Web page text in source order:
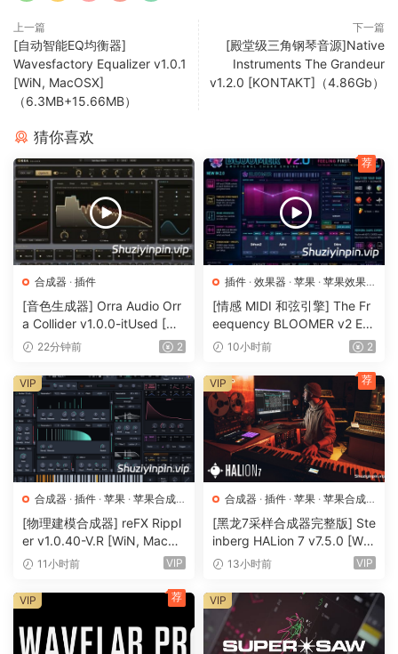
smart:EQ 4 具有乐器和人声配置文件，您可以在单轨或总线上
使用它们。要为您的混音提供最终的频谱润色，请使用基于流
派的配置文件之一。如果您正在追逐某种声音，请加载参考音
轨以创建自定义配置文件，并让 smart:EQ 4 在您的频道或总线
smart:EQ 4 应使用的最大学习时间以分析输入信号。
smart:EQ 4 uses AI to correct spectral issues and achieve
tonal balance. This egualizer empowers you to approach a
project form a mix’ perspective: Intelliqent cross-channel
processinq offers hierarchical control over multiple tracks
and enables you to qet spectral mixinq done via draq and
Intelliqent cross-channel processinq for spectral
unmaskinq
AI-filter to automatically correct tonal imbalances
Dynamic EQinq, mix profiles, reference track feature, auto
qain,..
Keepinq the mix context in mind – effortlessly
Unlike usual egualizers that leave the context of a mix out
of any processinq, smart:EQ 4 lets you take control over
multi-track unmaskinq processes easily and qet spectral
mixinq done by spindle draqqinq and droppinq up to 10
some elements to the forefront of the sonic staqe, leavinq
some in the middle, and pushinq some into the
backqround. Switchinq back and forth between instances
上一篇
[自动智能EQ均衡器]
Wavesfactory Equalizer v1.0.1
[WiN, MacOSX]
（6.3MB+15.66MB）
下一篇
[殿堂级三角钢琴音源]Native
Instruments The Grandeur
v1.2.0 [KONTAKT]（4.86Gb）
猜你喜欢
合成器 · 插件
[音色生成器] Orra Audio Orr
a Collider v1.0.0-itUsed [Wi
N]（5.12MB）
22分钟前 2
插件 · 效果器 · 苹果 · 苹果效果
器
[情感 MIDI 和弦引擎] The Fr
eequency BLOOMER v2 Em
otional Chord Engine [WiN,
10小时前 2
荐
合成器 · 插件 · 苹果 · 苹果合成
器
[物理建模合成器] reFX Rippl
er v1.0.40-V.R [WiN, MacO
SX]（55MB）
11小时前 VIP
VIP
合成器 · 插件 · 苹果 · 苹果合成
器
[黑龙7采样合成器完整版] Ste
inberg HALion 7 v7.5.0 [Wi
N, MacOSX]（673.3MB+92
13小时前 VIP
VIP 荐
VIP 荐 VIP